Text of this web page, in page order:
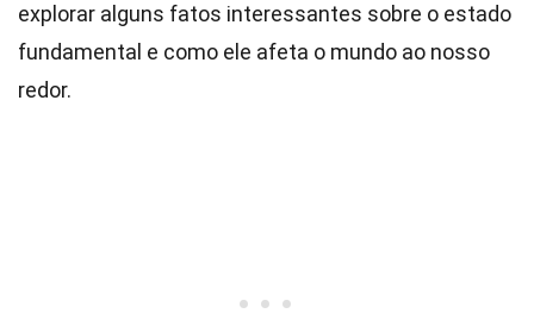
explorar alguns fatos interessantes sobre o estado
fundamental e como ele afeta o mundo ao nosso
redor.